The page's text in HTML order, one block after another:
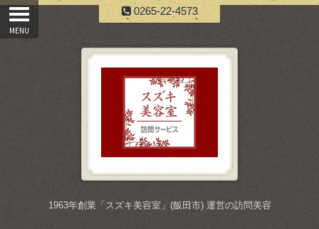
0265-22-4573
1963年創業「スズキ美容室」(飯田市) 運営の訪問美容